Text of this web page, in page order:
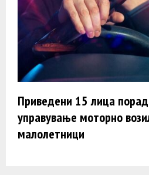
Приведени 15 лица
управување моторно
малолетници